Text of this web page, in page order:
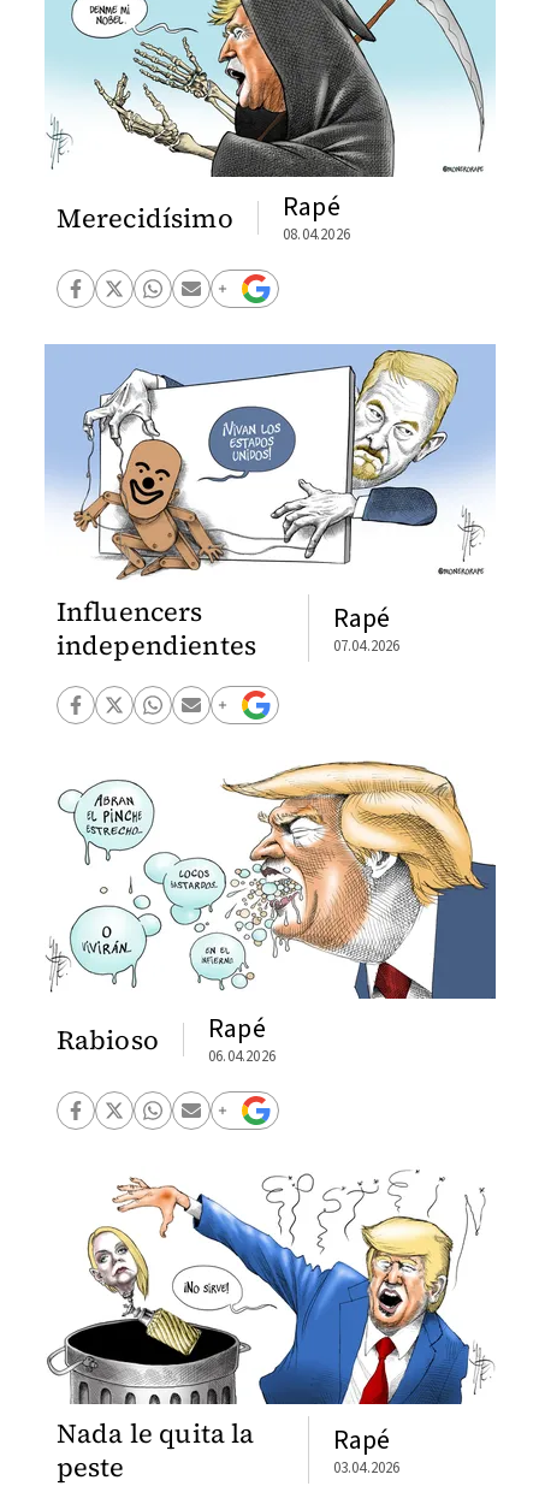
Merecidísimo Rapé
08.04.2026
Influencers
independientes
Rapé
07.04.2026
Rabioso Rapé
06.04.2026
Nada le quita la
peste
Rapé
03.04.2026